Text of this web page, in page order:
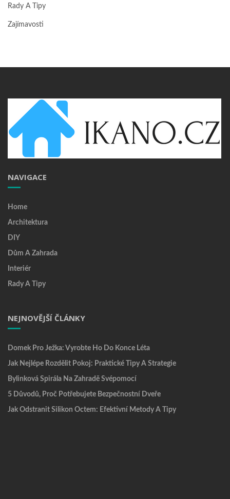
Rady A Tipy
Zajímavosti
NAVIGACE
Home
Architektura
DIY
Dům A Zahrada
Interiér
Rady A Tipy
NEJNOVĚJŠÍ ČLÁNKY
Domek Pro Ježka: Vyrobte Ho Do Konce Léta
Jak Nejlépe Rozdělit Pokoj: Praktické Tipy A Strategie
Bylinková Spirála Na Zahradě Svépomocí
5 Důvodů, Proč Potřebujete Bezpečnostní Dveře
Jak Odstranit Silikon Octem: Efektivní Metody A Tipy